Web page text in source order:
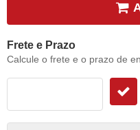
Frete e Prazo
Calcule o frete e o prazo de